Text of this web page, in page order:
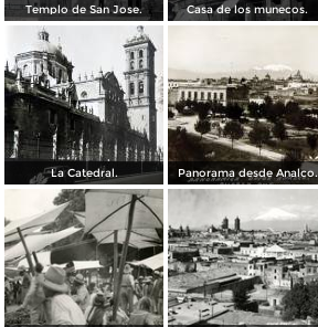
Templo de San Jose. Casa de los munecos.
La Catedral. Panorama desde Analco.